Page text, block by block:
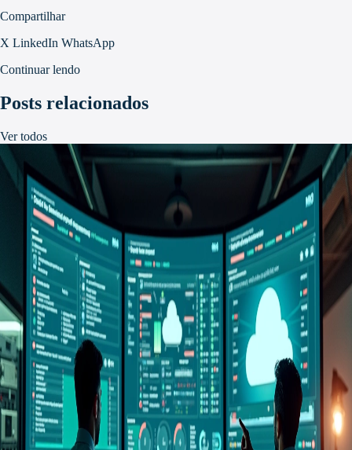
Compartilhar
X LinkedIn WhatsApp
Continuar lendo
Posts relacionados
Ver todos